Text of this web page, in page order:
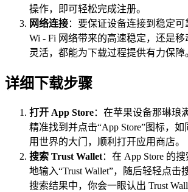
操作，即可轻松完成注册。
网络连接：要保证设备连接到稳定
Wi - Fi 网络带来的高速稳定，还是
灵活，都能为下载过程提供有力保障
详细下载步骤
打开 App Store：在苹果设备那琳琅
精准找到并点击“App Store”图标，
用世界的大门，顺利打开应用商店。
搜索 Trust Wallet：在 App Store 的
地输入“Trust Wallet”，随后轻轻点击
搜索结果中，你会一眼认出 Trust